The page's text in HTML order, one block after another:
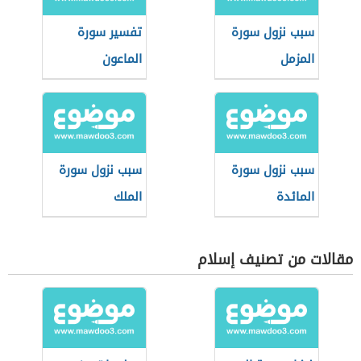
سبب نزول سورة
المزمل
تفسير سورة
الماعون
سبب نزول سورة
المائدة
سبب نزول سورة
الملك
مقالات من تصنيف إسلام